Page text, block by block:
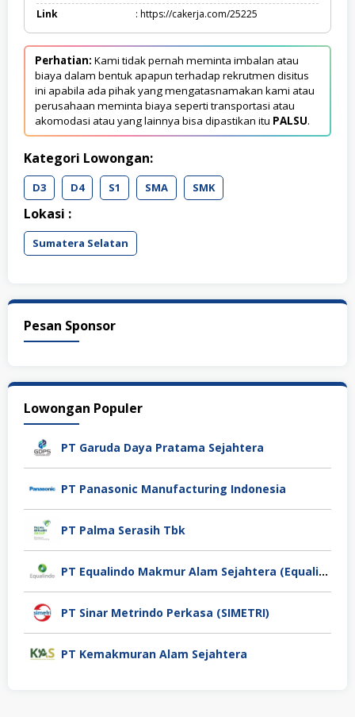
Link
: https://cakerja.com/25225
Perhatian: Kami tidak pernah meminta imbalan atau
biaya dalam bentuk apapun terhadap rekrutmen disitus
ini apabila ada pihak yang mengatasnamakan kami atau
perusahaan meminta biaya seperti transportasi atau
akomodasi atau yang lainnya bisa dipastikan itu PALSU.
Kategori Lowongan:
D3 D4 S1 SMA SMK
Lokasi :
Sumatera Selatan
Pesan Sponsor
Lowongan Populer
PT Garuda Daya Pratama Sejahtera
PT Panasonic Manufacturing Indonesia
PT Palma Serasih Tbk
PT Equalindo Makmur Alam Sejahtera (Equalindo Group)
PT Sinar Metrindo Perkasa (SIMETRI)
PT Kemakmuran Alam Sejahtera